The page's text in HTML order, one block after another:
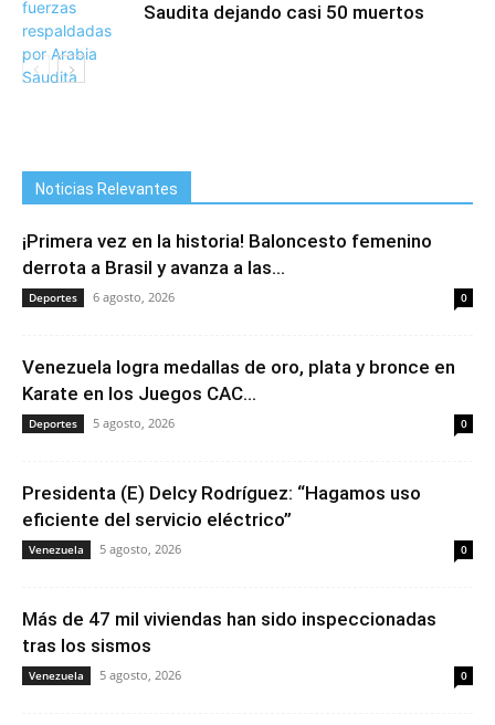
Saudita dejando casi 50 muertos
Noticias Relevantes
¡Primera vez en la historia! Baloncesto femenino
derrota a Brasil y avanza a las...
Deportes 6 agosto, 2026 0
Venezuela logra medallas de oro, plata y bronce en
Karate en los Juegos CAC...
Deportes 5 agosto, 2026 0
Presidenta (E) Delcy Rodríguez: “Hagamos uso
eficiente del servicio eléctrico”
Venezuela 5 agosto, 2026 0
Más de 47 mil viviendas han sido inspeccionadas
tras los sismos
Venezuela 5 agosto, 2026 0